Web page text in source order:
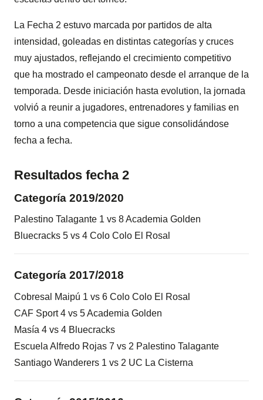
La Fecha 2 estuvo marcada por partidos de alta
intensidad, goleadas en distintas categorías y cruces
muy ajustados, reflejando el crecimiento competitivo
que ha mostrado el campeonato desde el arranque de la
temporada. Desde iniciación hasta evolution, la jornada
volvió a reunir a jugadores, entrenadores y familias en
torno a una competencia que sigue consolidándose
fecha a fecha.
Resultados fecha 2
Categoría 2019/2020
Palestino Talagante 1 vs 8 Academia Golden
Bluecracks 5 vs 4 Colo Colo El Rosal
Categoría 2017/2018
Cobresal Maipú 1 vs 6 Colo Colo El Rosal
CAF Sport 4 vs 5 Academia Golden
Masía 4 vs 4 Bluecracks
Escuela Alfredo Rojas 7 vs 2 Palestino Talagante
Santiago Wanderers 1 vs 2 UC La Cisterna